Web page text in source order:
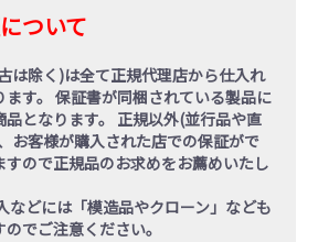
ついて
は除く)は全て正規代理店から仕入れ
ます。 保証書が同梱されている製品に
となります。 正規以外(並行品や直
お客様が購入された店での保証がで
すので正規品のお求めをお薦めいたし
などには「模造品やクローン」なども
でご注意ください。